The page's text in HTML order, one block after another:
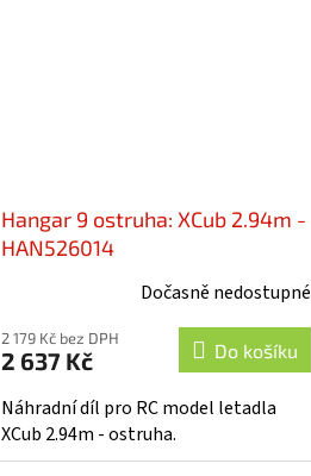
Hangar 9 ostruha: XCub 2.94m -
HAN526014
Dočasně nedostupné
2 179 Kč bez DPH
2 637 Kč Do košíku
Náhradní díl pro RC model letadla
XCub 2.94m - ostruha.